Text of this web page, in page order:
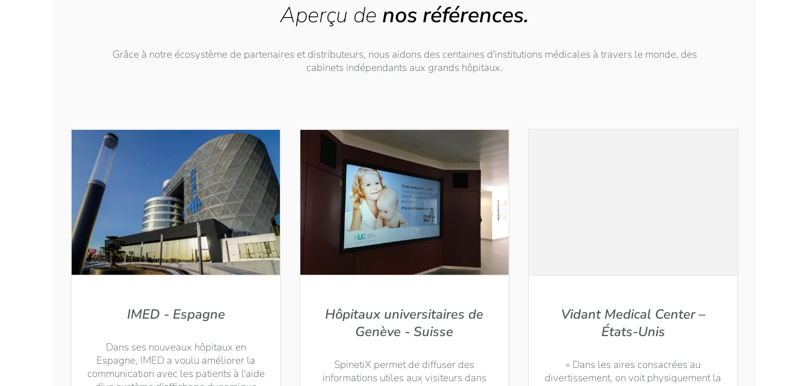
Aperçu de nos références.
Grâce à notre écosystème de partenaires et distributeurs, nous aidons des centaines d'institutions médicales à travers le monde, des
cabinets indépendants aux grands hôpitaux.
IMED - Espagne
Dans ses nouveaux hôpitaux en
Espagne, IMED a voulu améliorer la
communication avec les patients à l'aide
Hôpitaux universitaires de
Genève - Suisse
SpinetiX permet de diffuser des
informations utiles aux visiteurs dans
Vidant Medical Center –
États-Unis
« Dans les aires consacrées au
divertissement, on voit physiquement la